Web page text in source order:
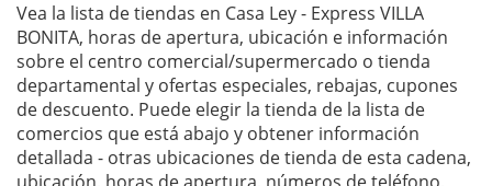
Vea la lista de tiendas en Casa Ley - Express VILLA
BONITA, horas de apertura, ubicación e información
sobre el centro comercial/supermercado o tienda
departamental y ofertas especiales, rebajas, cupones
de descuento. Puede elegir la tienda de la lista de
comercios que está abajo y obtener información
detallada - otras ubicaciones de tienda de esta cadena,